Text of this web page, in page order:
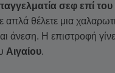
σεφ επί
απλά θέλετε μια
άνεση. Η επιστροφή
Αιγαίου.